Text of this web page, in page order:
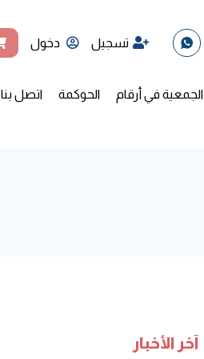
تسجيل دخول
الجمعية في أرقام الحوكمة اتصل بنا
آخر الأخبار